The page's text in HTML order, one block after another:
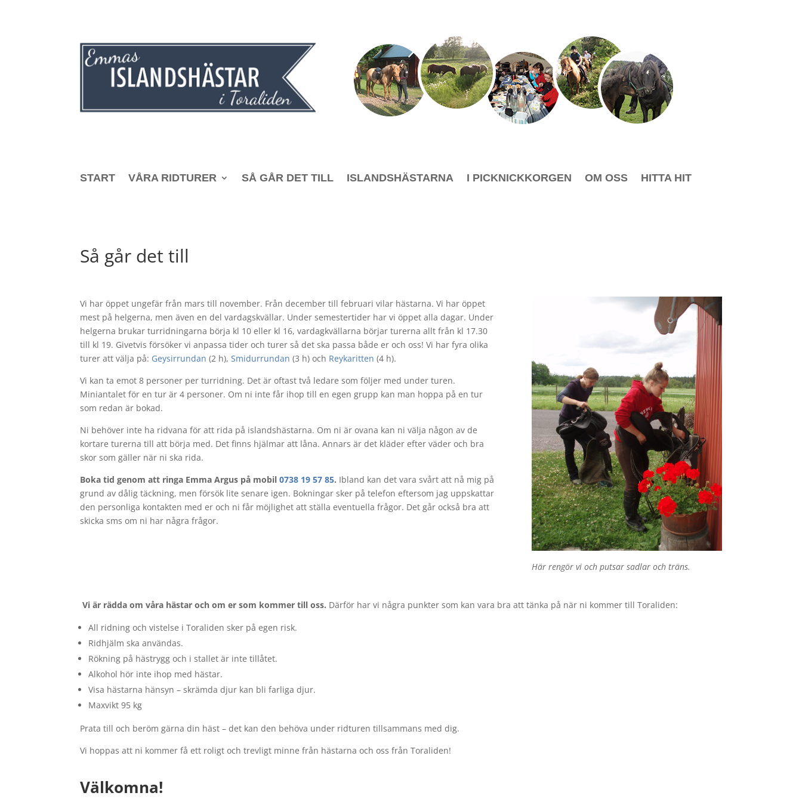
START VÅRA RIDTURER SÅ GÅR DET TILL ISLANDSHÄSTARNA I PICKNICKKORGEN OM OSS HITTA HIT
Så går det till
Vi har öppet ungefär från mars till november. Från december till februari vilar hästarna. Vi har öppet
mest på helgerna, men även en del vardagskvällar. Under semestertider har vi öppet alla dagar. Under
helgerna brukar turridningarna börja kl 10 eller kl 16, vardagkvällarna börjar turerna allt från kl 17.30
till kl 19. Givetvis försöker vi anpassa tider och turer så det ska passa både er och oss! Vi har fyra olika
turer att välja på: Geysirrundan (2 h),Smidurrundan (3 h) och Reykaritten (4 h).
Vi kan ta emot 8 personer per turridning. Det är oftast två ledare som följer med under turen.
Miniantalet för en tur är 4 personer. Om ni inte får ihop till en egen grupp kan man hoppa på en tur
som redan är bokad.
Ni behöver inte ha ridvana för att rida på islandshästarna. Om ni är ovana kan ni välja någon av de
kortare turerna till att börja med. Det finns hjälmar att låna. Annars är det kläder efter väder och bra
skor som gäller när ni ska rida.
Boka tid genom att ringa Emma Argus på mobil0738 19 57 85. Ibland kan det vara svårt att nå mig på
grund av dålig täckning, men försök lite senare igen. Bokningar sker på telefon eftersom jag uppskattar
den personliga kontakten med er och ni får möjlighet att ställa eventuella frågor. Det går också bra att
skicka sms om ni har några frågor.
Här rengör vi och putsar sadlar och träns.
Vi är rädda om våra hästar och om er som kommer till oss. Därför har vi några punkter som kan vara bra att tänka på när ni kommer till Toraliden:
All ridning och vistelse i Toraliden sker på egen risk.
Ridhjälm ska användas.
Rökning på hästrygg och i stallet är inte tillåtet.
Alkohol hör inte ihop med hästar.
Visa hästarna hänsyn – skrämda djur kan bli farliga djur.
Maxvikt 95 kg
Prata till och beröm gärna din häst – det kan den behöva under ridturen tillsammans med dig.
Vi hoppas att ni kommer få ett roligt och trevligt minne från hästarna och oss från Toraliden!
Välkomna!